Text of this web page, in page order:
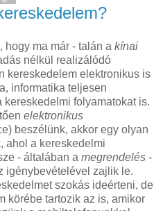
hogy ma már - talán a kínai
nélkül realizálódó
kereskedelem elektronikus is
informatika teljesen
folyamatokat is.
elektronikus
beszélünk, akkor egy olyan
ahol a kereskedelmi
- általában a megrendelés -
igénybevételével zajlik le.
szokás ideérteni, de
körébe tartozik az is, amikor